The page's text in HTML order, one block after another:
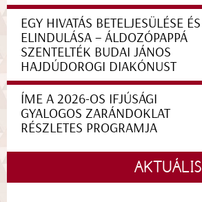
EGY HIVATÁS BETELJESÜLÉSE ÉS
ELINDULÁSA – ÁLDOZÓPAPPÁ
SZENTELTÉK BUDAI JÁNOS
HAJDÚDOROGI DIAKÓNUST
ÍME A 2026-OS IFJÚSÁGI
GYALOGOS ZARÁNDOKLAT
RÉSZLETES PROGRAMJA
AKTUÁLIS